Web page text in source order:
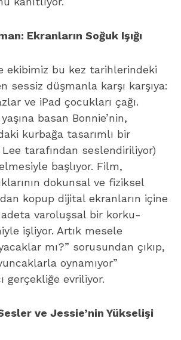
Ekranların Soğuk Işığı
ekibimiz bu kez tarihlerindeki
sessiz düşmanla karşı karşıya:
ve iPad çocukları çağı.
basan Bonnie’nin,
kurbağa tasarımlı bir
tarafından seslendiriliyor)
başlıyor. Film,
dokunsal ve fiziksel
kopup dijital ekranların içine
adeta varoluşsal bir korku-
işliyor. Artık mesele
mı?” sorusundan çıkıp,
oynamıyor”
gerçekliğe evriliyor.
ve Jessie’nin Yükselişi